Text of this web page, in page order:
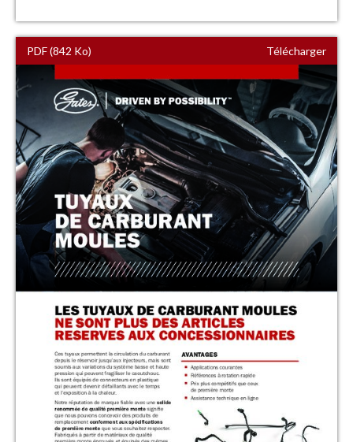
PDF (842 Ko) Télécharger